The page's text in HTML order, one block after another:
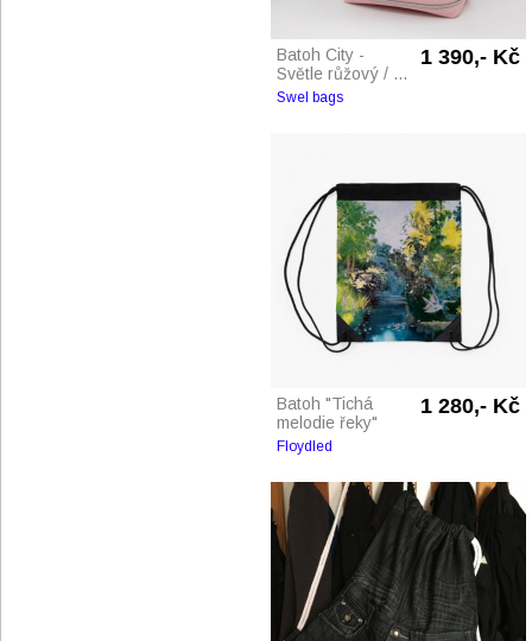
Batoh City -
Světle růžový / ...
1 390,- Kč
Swel bags
Batoh "Tichá
melodie řeky"
1 280,- Kč
Floydled